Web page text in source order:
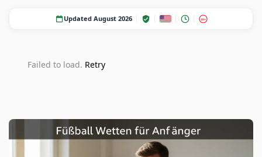
Updated August 2026 18+
Failed to load. Retry